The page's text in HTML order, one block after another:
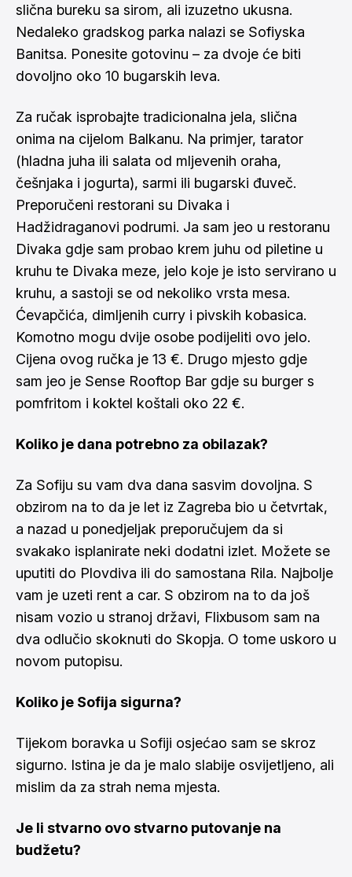
slična bureku sa sirom, ali izuzetno ukusna.
Nedaleko gradskog parka nalazi se Sofiyska
Banitsa. Ponesite gotovinu – za dvoje će biti
dovoljno oko 10 bugarskih leva.
Za ručak isprobajte tradicionalna jela, slična
onima na cijelom Balkanu. Na primjer, tarator
(hladna juha ili salata od mljevenih oraha,
češnjaka i jogurta), sarmi ili bugarski đuveč.
Preporučeni restorani su Divaka i
Hadžidraganovi podrumi. Ja sam jeo u restoranu
Divaka gdje sam probao krem juhu od piletine u
kruhu te Divaka meze, jelo koje je isto servirano u
kruhu, a sastoji se od nekoliko vrsta mesa.
Ćevapčića, dimljenih curry i pivskih kobasica.
Komotno mogu dvije osobe podijeliti ovo jelo.
Cijena ovog ručka je 13 €. Drugo mjesto gdje
sam jeo je Sense Rooftop Bar gdje su burger s
pomfritom i koktel koštali oko 22 €.
Koliko je dana potrebno za obilazak?
Za Sofiju su vam dva dana sasvim dovoljna. S
obzirom na to da je let iz Zagreba bio u četvrtak,
a nazad u ponedjeljak preporučujem da si
svakako isplanirate neki dodatni izlet. Možete se
uputiti do Plovdiva ili do samostana Rila. Najbolje
vam je uzeti rent a car. S obzirom na to da još
nisam vozio u stranoj državi, Flixbusom sam na
dva odlučio skoknuti do Skopja. O tome uskoro u
novom putopisu.
Koliko je Sofija sigurna?
Tijekom boravka u Sofiji osjećao sam se skroz
sigurno. Istina je da je malo slabije osvijetljeno, ali
mislim da za strah nema mjesta.
Je li stvarno ovo stvarno putovanje na
budžetu?